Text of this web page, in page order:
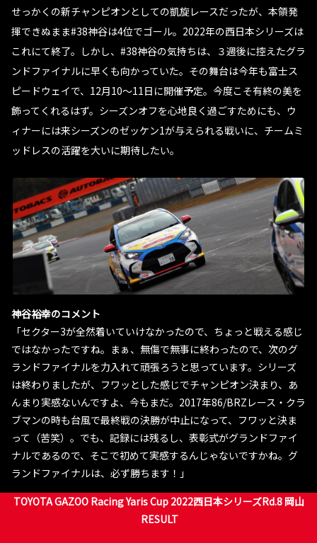
せっかくの新チャンピオンとしての凱旋レースだったが、本領発
揮できぬまま#38神谷は4位でゴール。2022年の西日本シリーズは
これにて終了。しかし、#38神谷の気持ちは、３週後に控えたグラ
ンドファイナルに早くも向かっていた。その舞台は今年も富士ス
ピードウェイで、12月10〜11日に開催予定。今度こそ有終の美を
飾ってくれるはず。シーズンオフを心地良く過ごすためにも、ウ
ィナーには来シーズンのゼッケン1が与えられる戦いに、チームミ
ッドレスの活躍を大いに期待したい。
神谷裕幸のコメント
「セクター3が全然着いていけなかったので、ちょっと戦える感じ
ではなかったですね。まぁ、無傷で無事に終わったので、次のグ
ランドファイナルを力入れて頑張ろうと思っています。シリーズ
は終わりましたが、フワッとした感じでチャンピオン決まり、あ
んまり実感ないんですよ、今もまだ。2017年86/BRZレース・クラ
ブマンの時も台風で最終戦の決勝が中止になって、フワッと決ま
って（苦笑）。でも、記録には残るし、表彰式がグランドファイ
ナルであるので、そこで初めて実感するんじゃないですかね。グ
ランドファイナルは、必ず勝ちます！」
TOYOTA GAZOO Racing Yaris Cup 2022西日本シリーズRd.8 岡山
RESULT